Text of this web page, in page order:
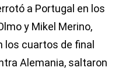
a Portugal en los
y Mikel Merino,
los cuartos de final
Alemania, saltaron